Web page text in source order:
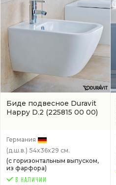
Биде подвесное Duravit
Happy D.2 (225815 00 00)
Германия
(д.ш.в.) 54x36x29 см.
(с горизонтальным выпуском,
из фарфора)